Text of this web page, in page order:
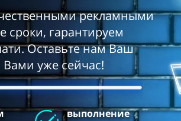
рекламными
сроки, гарантируем
Оставьте нам Ваш
уже сейчас!
выполнение